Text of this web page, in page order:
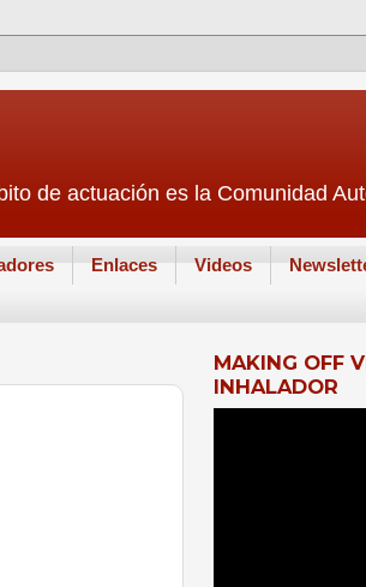
de actuación es la Comunidad
Enlaces Videos
MAKING OFF
INHALADOR